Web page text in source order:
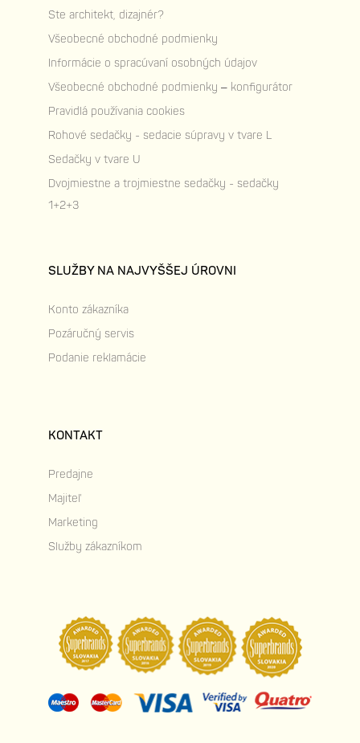
Ste architekt, dizajnér?
Všeobecné obchodné podmienky
Informácie o spracúvaní osobných údajov
Všeobecné obchodné podmienky – konfigurátor
Pravidlá používania cookies
Rohové sedačky - sedacie súpravy v tvare L
Sedačky v tvare U
Dvojmiestne a trojmiestne sedačky - sedačky
1+2+3
SLUŽBY NA NAJVYŠŠEJ ÚROVNI
Konto zákazníka
Pozáručný servis
Podanie reklamácie
KONTAKT
Predajne
Majiteľ
Marketing
Služby zákazníkom